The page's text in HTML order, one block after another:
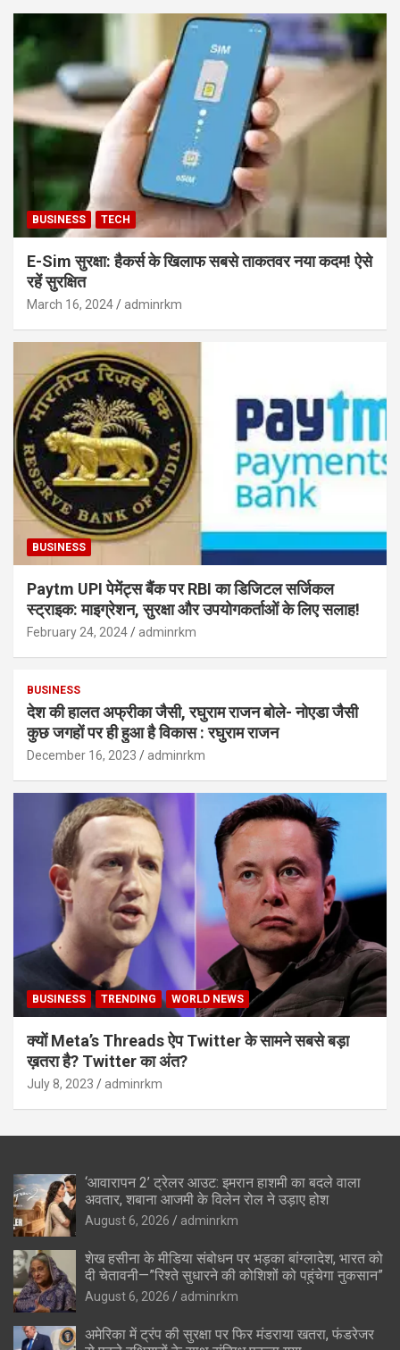
BUSINESS TECH
E-Sim सुरक्षा: हैकर्स के खिलाफ सबसे ताकतवर नया कदम! ऐसे
रहें सुरक्षित
March 16, 2024 adminrkm
BUSINESS
Paytm UPI पेमेंट्स बैंक पर RBI का डिजिटल सर्जिकल
स्ट्राइक: माइग्रेशन, सुरक्षा और उपयोगकर्ताओं के लिए सलाह!
February 24, 2024 adminrkm
BUSINESS
देश की हालत अफ्रीका जैसी, रघुराम राजन बोले- नोएडा जैसी
कुछ जगहों पर ही हुआ है विकास : रघुराम राजन
December 16, 2023 adminrkm
BUSINESS TRENDING WORLD NEWS
क्यों Meta’s Threads ऐप Twitter के सामने सबसे बड़ा
ख़तरा है? Twitter का अंत?
July 8, 2023 adminrkm
‘आवारापन 2’ ट्रेलर आउट: इमरान हाशमी का बदले वाला
अवतार, शबाना आजमी के विलेन रोल ने उड़ाए होश
August 6, 2026 adminrkm
शेख हसीना के मीडिया संबोधन पर भड़का बांग्लादेश, भारत को
दी चेतावनी—”रिश्ते सुधारने की कोशिशों को पहुंचेगा नुकसान”
August 6, 2026 adminrkm
अमेरिका में ट्रंप की सुरक्षा पर फिर मंडराया खतरा, फंडरेजर